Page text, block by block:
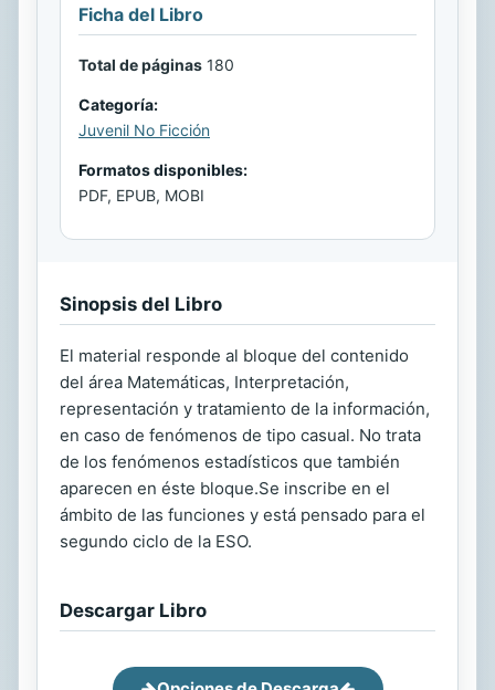
Ficha del Libro
Total de páginas 180
Categoría:
Juvenil No Ficción
Formatos disponibles:
PDF, EPUB, MOBI
Sinopsis del Libro
El material responde al bloque del contenido
del área Matemáticas, Interpretación,
representación y tratamiento de la información,
en caso de fenómenos de tipo casual. No trata
de los fenómenos estadísticos que también
aparecen en éste bloque.Se inscribe en el
ámbito de las funciones y está pensado para el
segundo ciclo de la ESO.
Descargar Libro